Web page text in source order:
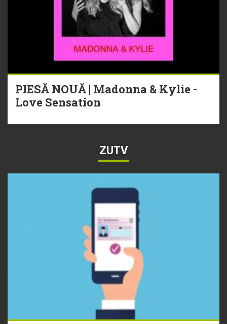
PIESĂ NOUĂ | Madonna & Kylie -
Love Sensation
ZUTV